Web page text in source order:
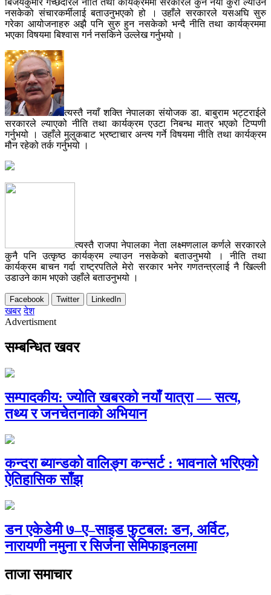
बिजयकुमार गच्छदारले नीति तथा कार्यक्रममा सरकारले कुनै नयाँ कुरा ल्याउन
नसकेको संचारकर्मीलाई बताउनुभएको हो । उहाँले सरकारले यसअघि सुरु
गरेका आयोजनाहरु अझै पनि सुरु हुन नसकेको भन्दै नीति तथा कार्यक्रममा
भएका विषयमा बिश्वास गर्न नसकिने उल्लेख गर्नुभयो ।
त्यस्तै नयाँ शक्ति नेपालका संयोजक डा. बाबुराम भट्टराईले
सरकारले ल्याएको नीति तथा कार्यक्रम एउटा निबन्ध मात्र भएको टिप्पणी
गर्नुभयो । उहाँले मुलुकबाट भ्रष्टाचार अन्त्य गर्ने विषयमा नीति तथा कार्यक्रम
मौन रहेको तर्क गर्नुभयो ।
त्यस्तै राजपा नेपालका नेता लक्ष्मणलाल कर्णले सरकारले
कुनै पनि उत्कृष्ठ कार्यक्रम ल्याउन नसकेको बताउनुभयो । नीति तथा
कार्यक्रम बाचन गर्दा राष्ट्रपतिले मेरो सरकार भनेर गणतन्त्रलाई नै खिल्ली
उडाउने काम भएको उहाँले बताउनुभयो ।
Facebook Twitter LinkedIn
खबर देश
Advertisment
सम्बन्धित खवर
सम्पादकीय: ज्योति खबरको नयाँ यात्रा — सत्य,
तथ्य र जनचेतनाको अभियान
कन्दरा ब्यान्डको वालिङ्ग कन्सर्ट : भावनाले भरिएको
ऐतिहासिक साँझ
डन एकेडेमी ७–ए–साइड फुटबल: डन, अर्विट,
नारायणी नमुना र सिर्जना सेमिफाइनलमा
ताजा समाचार